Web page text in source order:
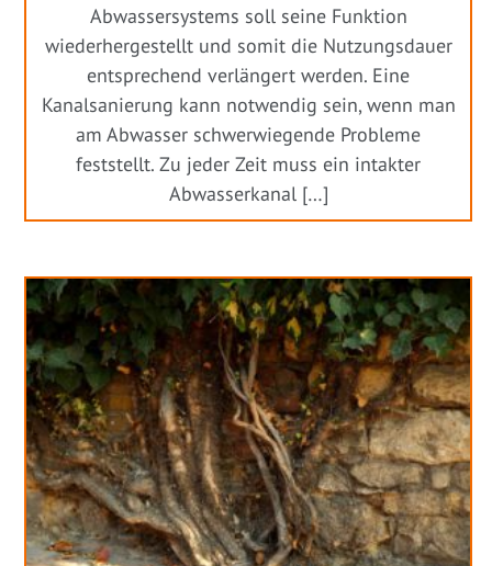
Abwassersystems soll seine Funktion
wiederhergestellt und somit die Nutzungsdauer
entsprechend verlängert werden. Eine
Kanalsanierung kann notwendig sein, wenn man
am Abwasser schwerwiegende Probleme
feststellt. Zu jeder Zeit muss ein intakter
Abwasserkanal […]